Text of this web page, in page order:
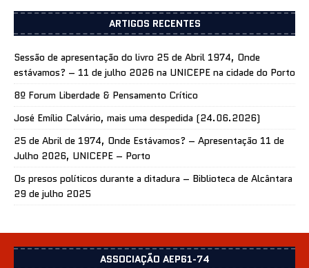
ARTIGOS RECENTES
Sessão de apresentação do livro 25 de Abril 1974, Onde
estávamos? – 11 de julho 2026 na UNICEPE na cidade do Porto
8º Forum Liberdade & Pensamento Crítico
José Emílio Calvário, mais uma despedida (24.06.2026)
25 de Abril de 1974, Onde Estávamos? – Apresentação 11 de
Julho 2026, UNICEPE – Porto
Os presos políticos durante a ditadura – Biblioteca de Alcântara
29 de julho 2025
ASSOCIAÇÃO AEP61-74